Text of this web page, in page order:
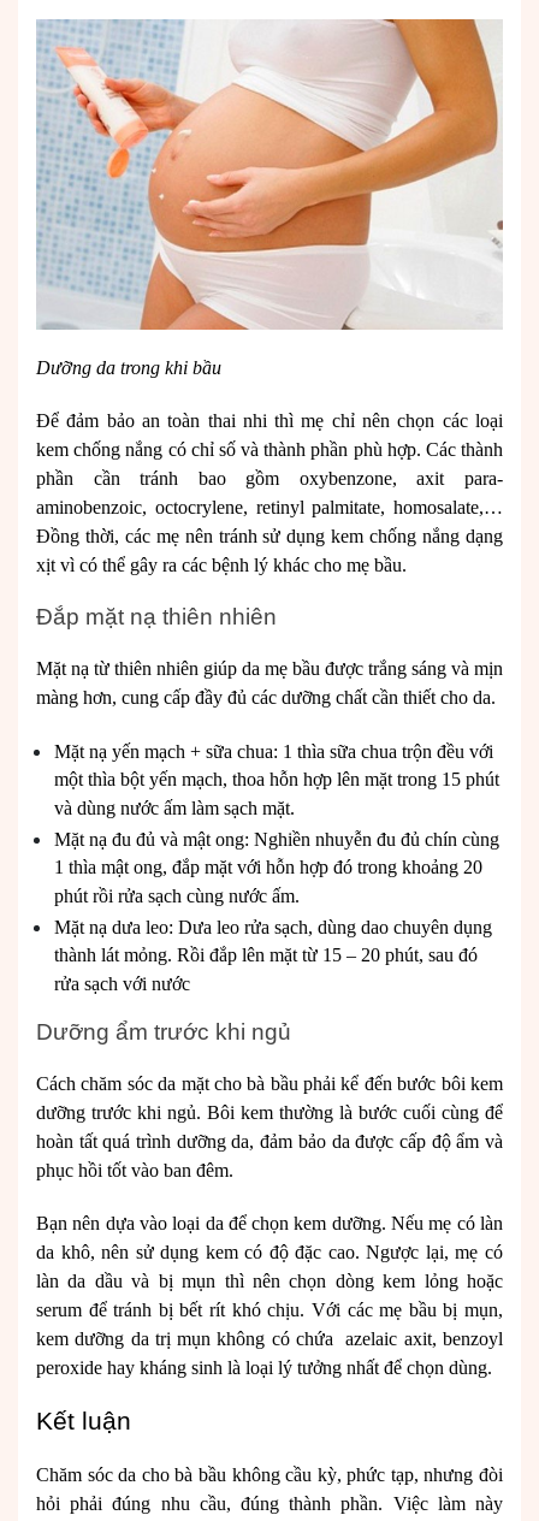
Dưỡng da trong khi bầu
Để đảm bảo an toàn thai nhi thì mẹ chỉ nên chọn các loại
kem chống nắng có chỉ số và thành phần phù hợp. Các thành
phần cần tránh bao gồm oxybenzone, axit para-
aminobenzoic, octocrylene, retinyl palmitate, homosalate,…
Đồng thời, các mẹ nên tránh sử dụng kem chống nắng dạng
xịt vì có thể gây ra các bệnh lý khác cho mẹ bầu.
Đắp mặt nạ thiên nhiên
Mặt nạ từ thiên nhiên giúp da mẹ bầu được trắng sáng và mịn
màng hơn, cung cấp đầy đủ các dưỡng chất cần thiết cho da.
Mặt nạ yến mạch + sữa chua: 1 thìa sữa chua trộn đều với
một thìa bột yến mạch, thoa hỗn hợp lên mặt trong 15 phút
và dùng nước ấm làm sạch mặt.
Mặt nạ đu đủ và mật ong: Nghiền nhuyễn đu đủ chín cùng
1 thìa mật ong, đắp mặt với hỗn hợp đó trong khoảng 20
phút rồi rửa sạch cùng nước ấm.
Mặt nạ dưa leo: Dưa leo rửa sạch, dùng dao chuyên dụng
thành lát mỏng. Rồi đắp lên mặt từ 15 – 20 phút, sau đó
rửa sạch với nước
Dưỡng ẩm trước khi ngủ
Cách chăm sóc da mặt cho bà bầu phải kể đến bước bôi kem
dưỡng trước khi ngủ. Bôi kem thường là bước cuối cùng để
hoàn tất quá trình dưỡng da, đảm bảo da được cấp độ ẩm và
phục hồi tốt vào ban đêm.
Bạn nên dựa vào loại da để chọn kem dưỡng. Nếu mẹ có làn
da khô, nên sử dụng kem có độ đặc cao. Ngược lại, mẹ có
làn da dầu và bị mụn thì nên chọn dòng kem lỏng hoặc
serum để tránh bị bết rít khó chịu. Với các mẹ bầu bị mụn,
kem dưỡng da trị mụn không có chứa azelaic axit, benzoyl
peroxide hay kháng sinh là loại lý tưởng nhất để chọn dùng.
Kết luận
Chăm sóc da cho bà bầu không cầu kỳ, phức tạp, nhưng đòi
hỏi phải đúng nhu cầu, đúng thành phần. Việc làm này